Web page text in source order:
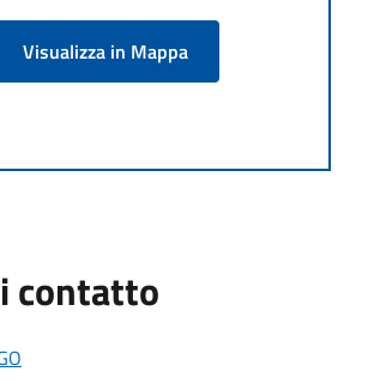
Visualizza in Mappa
contatto